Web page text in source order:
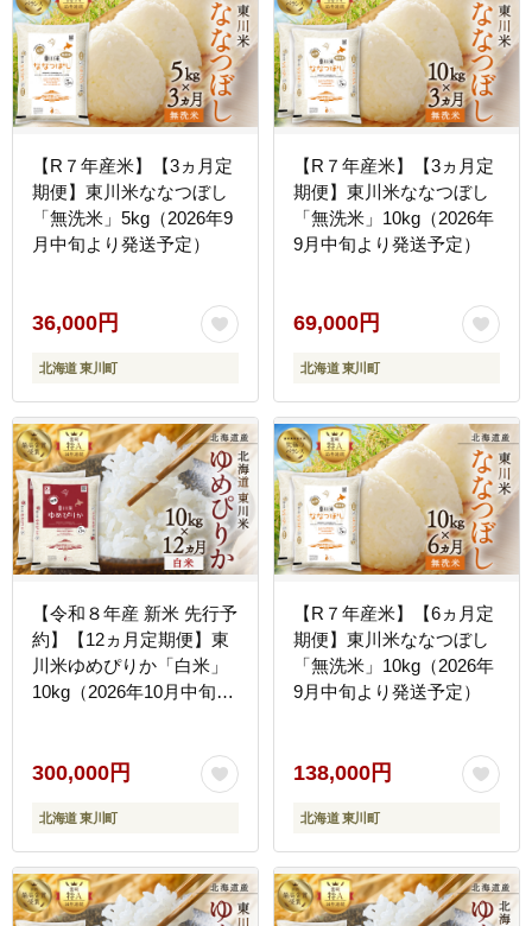
【R７年産米】【3ヵ月定
期便】東川米ななつぼし
「無洗米」5kg（2026年9
月中旬より発送予定）
36,000円
北海道 東川町
【R７年産米】【3ヵ月定
期便】東川米ななつぼし
「無洗米」10kg（2026年
9月中旬より発送予定）
69,000円
北海道 東川町
【令和８年産 新米 先行予
約】【12ヵ月定期便】東
川米ゆめぴりか「白米」
10kg（2026年10月中旬よ
300,000円
北海道 東川町
【R７年産米】【6ヵ月定
期便】東川米ななつぼし
「無洗米」10kg（2026年
9月中旬より発送予定）
138,000円
北海道 東川町